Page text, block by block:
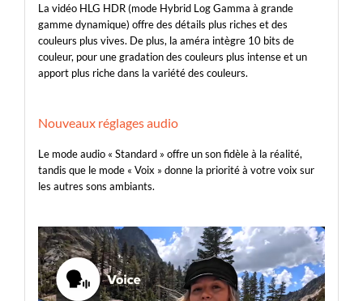
La vidéo HLG HDR (mode Hybrid Log Gamma à grande
gamme dynamique) offre des détails plus riches et des
couleurs plus vives. De plus, la améra intègre 10 bits de
couleur, pour une gradation des couleurs plus intense et un
apport plus riche dans la variété des couleurs.
Nouveaux réglages audio
Le mode audio « Standard » offre un son fidèle à la réalité,
tandis que le mode « Voix » donne la priorité à votre voix sur
les autres sons ambiants.